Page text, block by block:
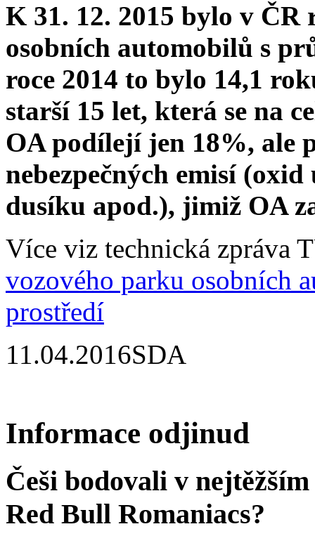
K 31. 12. 2015 bylo v ČR
osobních automobilů s
roce 2014 to bylo 14,1
starší 15 let, která se na
OA podílejí jen 18%, ale
nebezpečných emisí
dusíku apod.), jimiž OA
Více viz technická zpráva
vozového parku osobních
prostředí
11.04.2016SDA
Informace odjinud
Češi bodovali v
Red Bull Romaniacs?